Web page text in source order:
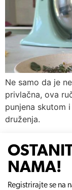
Ne samo da je
privlačna, ova
punjena skutom
druženja.
NAMA!
Registrirajte se na